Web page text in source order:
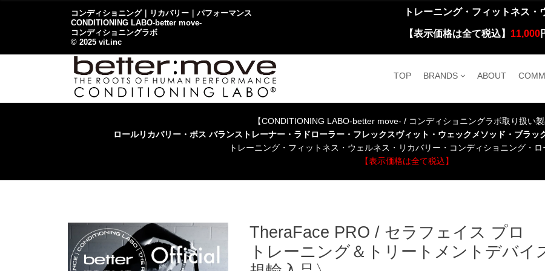
コンディショニング｜リカバリー｜パフォーマンス
CONDITIONING LABO-better move-
コンディショニングラボ
© 2025 vit.inc
トレーニング・フィットネス
【表示価格は全て税込】 11,000
TOP BRANDS ABOUT
【CONDITIONING LABO-better move- / コンディショニングラボ取り扱い製
ロールリカバリー・ボス バランストレーナー・ラドローラー・フレックスヴィット・ウェックメソッド・ブラ
トレーニング・フィットネス・ウェルネス・リカバリー・コンディショニング・ロ
【表示価格は全て税込】
TheraFace PRO / セラフェイス プロ
トレーニング＆トリートメントデバイ